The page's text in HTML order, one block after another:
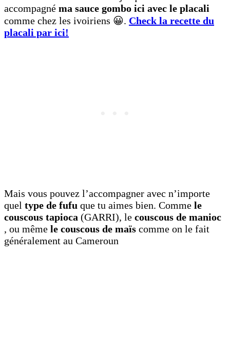
accompagné ma sauce gombo ici avec le placali
comme chez les ivoiriens 😀. Check la recette du
placali par ici!
Mais vous pouvez l’accompagner avec n’importe
quel type de fufu que tu aimes bien. Comme le
couscous tapioca (GARRI), le couscous de manioc
, ou même le couscous de maïs comme on le fait
généralement au Cameroun